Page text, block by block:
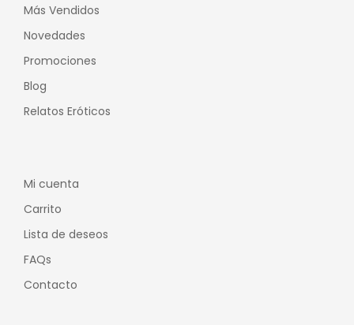
Más Vendidos
Novedades
Promociones
Blog
Relatos Eróticos
Mi cuenta
Carrito
Lista de deseos
FAQs
Contacto